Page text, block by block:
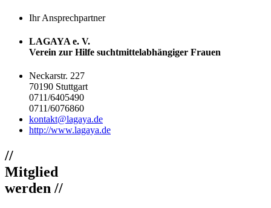
Ihr Ansprechpartner
LAGAYA e. V.
Verein zur Hilfe suchtmittelabhängiger Frauen
Neckarstr. 227
70190 Stuttgart
0711/6405490
0711/6076860
kontakt@lagaya.de
http://www.lagaya.de
//
Mitglied
werden //